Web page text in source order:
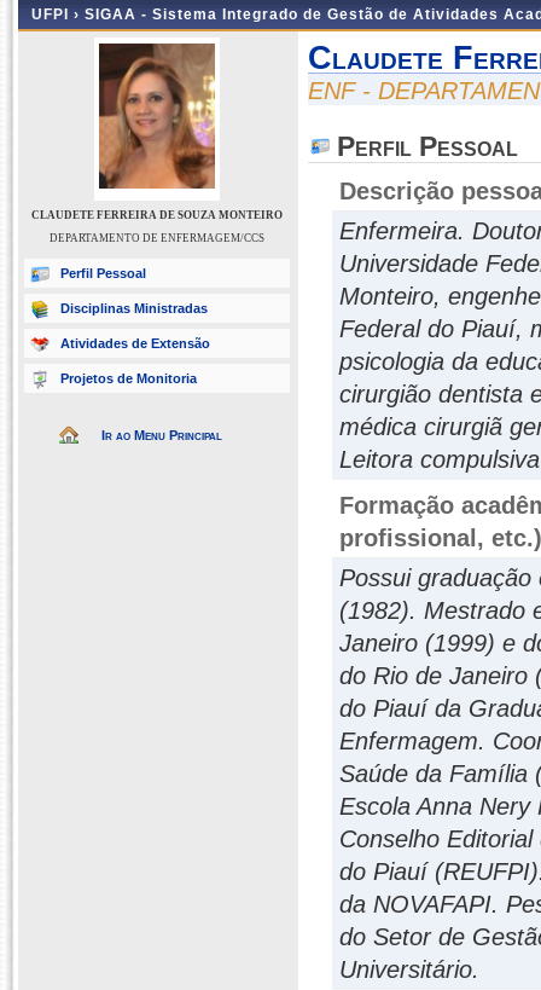
UFPI › SIGAA - Sistema Integrado de Gestão de Atividades
CLAUDETE FERREIRA DE SOUZA MONTEIRO
DEPARTAMENTO DE ENFERMAGEM/CCS
Perfil Pessoal
Disciplinas Ministradas
Atividades de Extensão
Projetos de Monitoria
Ir ao Menu Principal
Claudete
ENF -
Perfil Pessoal
Descrição
Enfermeira.
Universidade
Monteiro,
Federal do Piauí,
psicologia da
cirurgião dentista
médica cirurgiã
Leitora
Formação
profissional, etc.)
Possui
(1982). Mestrado
Janeiro (1999) e
do Rio de Janeiro
do Piauí da
Enfermagem.
Saúde da Família
Escola Anna
Conselho
do Piauí
da NOVAFAPI.
do Setor de
Universitário.